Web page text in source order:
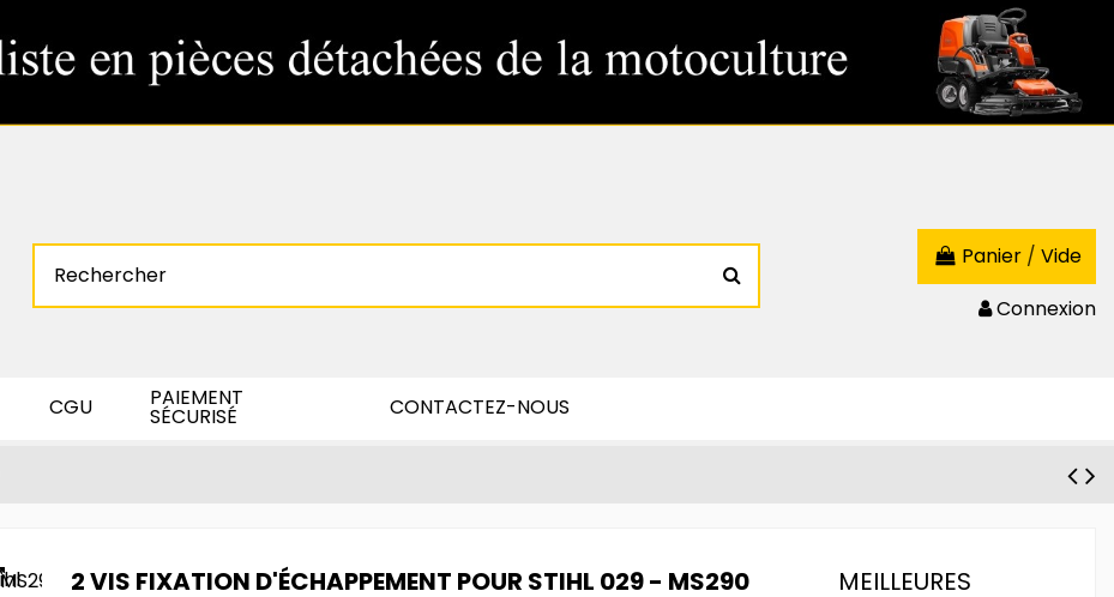
Panier / Vide
Connexion
CGU PAIEMENT
SÉCURISÉ CONTACTEZ-NOUS
2 VIS FIXATION D'ÉCHAPPEMENT POUR STIHL 029 - MS290
MEILLEURES